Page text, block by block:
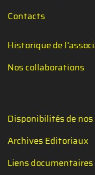
Contacts
Historique de
Nos collaborations
Disponibilités de
Archives Editoriaux
Liens documentaires